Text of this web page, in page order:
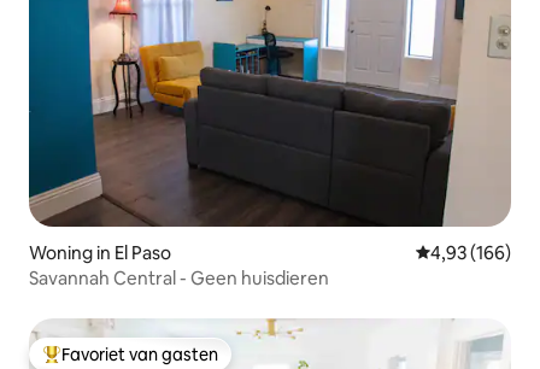
Woning in El Paso Gemiddelde
4,93 (166)
Savannah Central - Geen huisdieren
Topfavoriet van gasten
Favoriet van gasten